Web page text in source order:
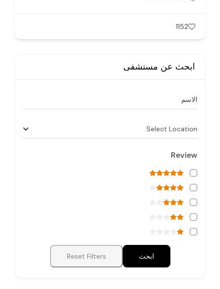
1152
ابحث عن مستشفى
الاسم
Select Location
Review
ابحث Reset Filters